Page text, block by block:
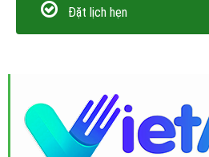
Đặt lịch hẹn